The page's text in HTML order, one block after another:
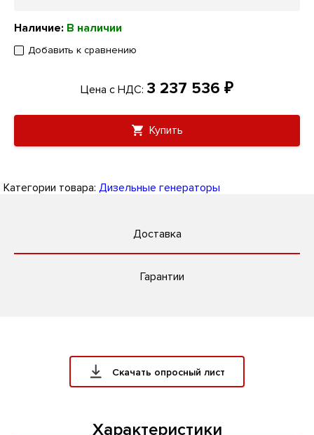
Наличие: В наличии
Добавить к сравнению
Цена с НДС: 3 237 536 ₽
Купить
Категории товара: Дизельные генераторы
Доставка
Гарантии
Скачать опросный лист
Характеристики